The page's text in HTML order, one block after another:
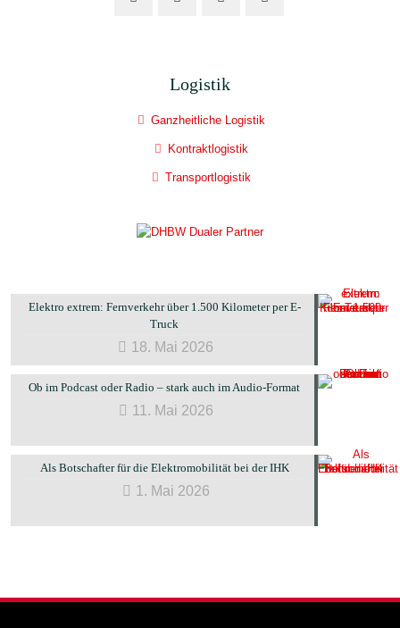
Logistik
Ganzheitliche Logistik
Kontraktlogistik
Transportlogistik
Elektro extrem: Fernverkehr über 1.500 Kilometer per E-
Truck
18. Mai 2026
Ob im Podcast oder Radio – stark auch im Audio-Format
11. Mai 2026
Als Botschafter für die Elektromobilität bei der IHK
1. Mai 2026